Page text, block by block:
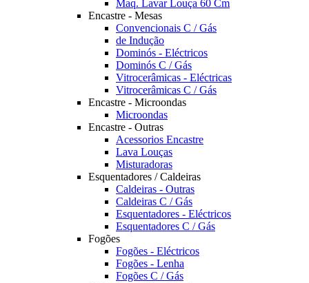
Maq. Lavar Louça 60 Cm
Encastre - Mesas
Convencionais C / Gás
de Indução
Dominós - Eléctricos
Dominós C / Gás
Vitrocerâmicas - Eléctricas
Vitrocerâmicas C / Gás
Encastre - Microondas
Microondas
Encastre - Outras
Acessorios Encastre
Lava Louças
Misturadoras
Esquentadores / Caldeiras
Caldeiras - Outras
Caldeiras C / Gás
Esquentadores - Eléctricos
Esquentadores C / Gás
Fogões
Fogões - Eléctricos
Fogões - Lenha
Fogões C / Gás